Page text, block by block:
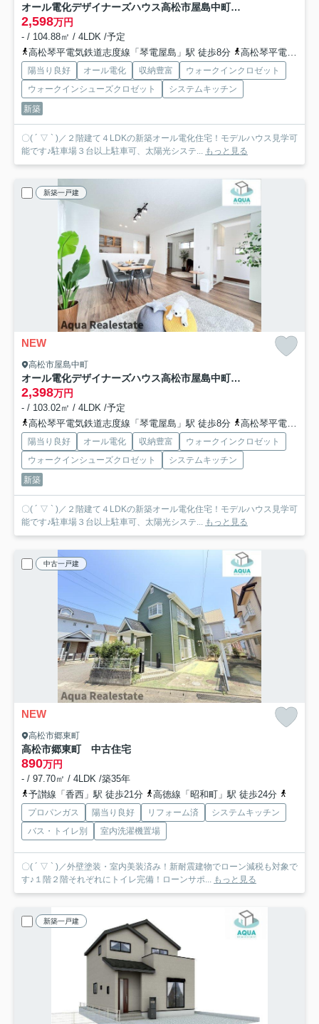
オール電化デザイナーズハウス高松市屋島中町建売②
2,598万円
- / 104.88㎡ / 4LDK /予定
高松琴平電気鉄道志度線「琴電屋島」駅 徒歩8分
高松琴平電気鉄道志度線「潟元」駅 徒歩8分
陽当り良好 オール電化 収納豊富
ウォークインクロゼット
ウォークインシューズクロゼット
システムキッチン
新築
〇( ´ ▽ ` )／２階建て４LDKの新築オール電化住宅！モデルハウス見学可
能です♪駐車場３台以上駐車可、太陽光システ... もっと見る
新築一戸建
NEW
高松市屋島中町
オール電化デザイナーズハウス高松市屋島中町建売①
2,398万円
- / 103.02㎡ / 4LDK /予定
高松琴平電気鉄道志度線「琴電屋島」駅 徒歩8分
高松琴平電気鉄道志度線「潟元」駅 徒歩8分
陽当り良好 オール電化 収納豊富
ウォークインクロゼット
ウォークインシューズクロゼット
システムキッチン
新築
〇( ´ ▽ ` )／２階建て４LDKの新築オール電化住宅！モデルハウス見学可
能です♪駐車場３台以上駐車可、太陽光システ... もっと見る
中古一戸建
NEW
高松市郷東町
高松市郷東町 中古住宅
890万円
- / 97.70㎡ / 4LDK /築35年
予讃線「香西」駅 徒歩21分
高徳線「昭和町」駅 徒歩24分
プロパンガス 陽当り良好 リフォーム済
システムキッチン
バス・トイレ別
室内洗濯機置場
〇( ´ ▽ ` )／外壁塗装・室内美装済み！新耐震建物でローン減税も対象で
す♪１階２階それぞれにトイレ完備！ローンサポ... もっと見る
新築一戸建